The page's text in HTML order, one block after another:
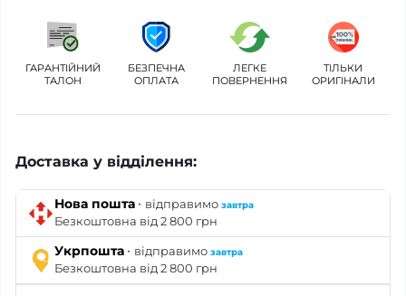
ГАРАНТІЙНИЙ
ТАЛОН
БЕЗПЕЧНА
ОПЛАТА
ЛЕГКЕ
ПОВЕРНЕННЯ
ТІЛЬКИ
ОРИГІНАЛИ
Доставка у відділення:
Нова пошта · відправимо завтра
Безкоштовна від 2 800 грн
Укрпошта · відправимо завтра
Безкоштовна від 2 800 грн